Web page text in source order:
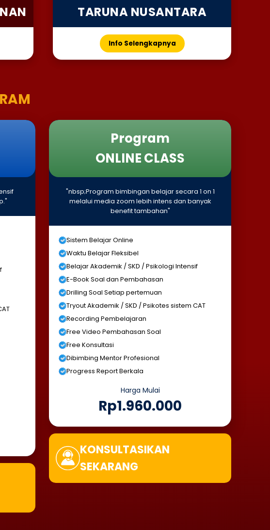
TARUNA NUSANTARA
Info Selengkapnya
Program
ONLINE CLASS
"nbsp;Program bimbingan belajar secara 1 on 1
melalui media zoom lebih intens dan banyak
benefit tambahan"
Sistem Belajar Online
Waktu Belajar Fleksibel
Belajar Akademik / SKD / Psikologi Intensif
E-Book Soal dan Pembahasan
Drilling Soal Setiap pertemuan
Tryout Akademik / SKD / Psikotes sistem CAT
Recording Pembelajaran
Free Video Pembahasan Soal
Free Konsultasi
Dibimbing Mentor Profesional
Progress Report Berkala
Harga Mulai
Rp1.960.000
KONSULTASIKAN
SEKARANG